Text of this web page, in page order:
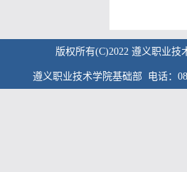
版权所有(C)2022 遵义职业
遵义职业技术学院基础部 电话：